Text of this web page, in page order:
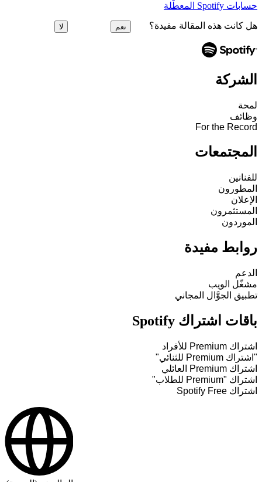
حسابات Spotify المعطَّلة
هل كانت هذه المقالة مفيدة؟ نعم لا
الشركة
لمحة
وظائف
For the Record
المجتمعات
للفنانين
المطورون
الإعلان
المستثمرون
الموردون
روابط مفيدة
الدعم
مشغّل الويب
تطبيق الجوَّال المجاني
باقات اشتراك Spotify
اشتراك Premium للأفراد
"اشتراك Premium للثنائي"
اشتراك Premium العائلي
اشتراك "Premium للطلاب"
اشتراك Spotify Free